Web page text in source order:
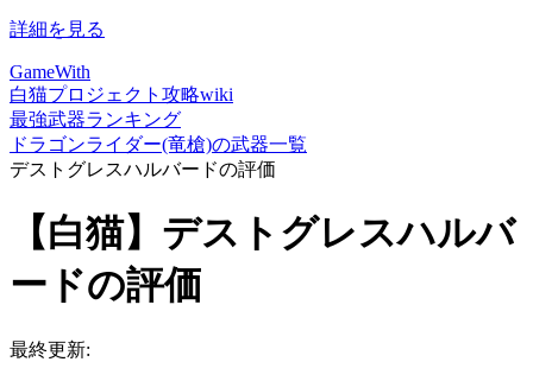
詳細を見る
GameWith
白猫プロジェクト攻略wiki
最強武器ランキング
ドラゴンライダー(竜槍)の武器一覧
デストグレスハルバードの評価
【白猫】デストグレスハルバ
ードの評価
最終更新: